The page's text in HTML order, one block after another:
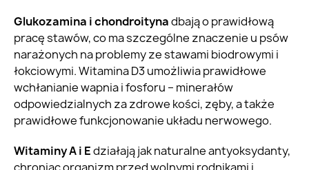
Glukozamina i chondroitynadbają o prawidłową
pracę stawów, co ma szczególne znaczenie u psów
narażonych na problemy ze stawami biodrowymi i
łokciowymi. Witamina D3 umożliwia prawidłowe
wchłanianie wapnia i fosforu – minerałów
odpowiedzialnych za zdrowe kości, zęby, a także
prawidłowe funkcjonowanie układu nerwowego.
Witaminy A i Edziałają jak naturalne antyoksydanty,